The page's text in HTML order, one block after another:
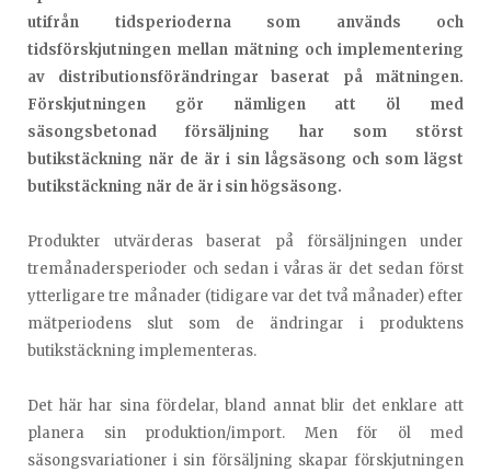
utifrån tidsperioderna som används och
tidsförskjutningen mellan mätning och implementering
av distributionsförändringar baserat på mätningen.
Förskjutningen gör nämligen att öl med
säsongsbetonad försäljning har som störst
butikstäckning när de är i sin lågsäsong och som lägst
butikstäckning när de är i sin högsäsong.
Produkter utvärderas baserat på försäljningen under
tremånadersperioder och sedan i våras är det sedan först
ytterligare tre månader (tidigare var det två månader) efter
mätperiodens slut som de ändringar i produktens
butikstäckning implementeras.
Det här har sina fördelar, bland annat blir det enklare att
planera sin produktion/import. Men för öl med
säsongsvariationer i sin försäljning skapar förskjutningen